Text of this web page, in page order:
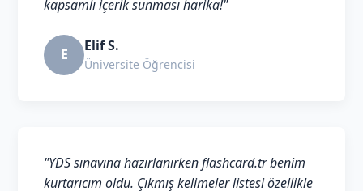
kapsamlı içerik sunması harika!"
E Elif S.
Üniversite Öğrencisi
"YDS sınavına hazırlanırken flashcard.tr benim
kurtarıcım oldu. Çıkmış kelimeler listesi özellikle